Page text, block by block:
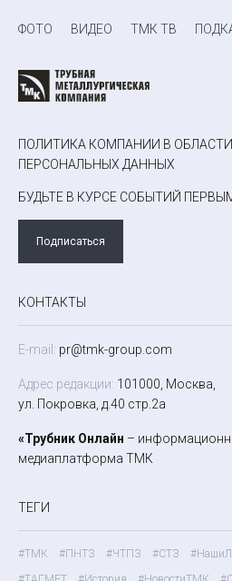
ФОТО ВИДЕО ТМК ТВ
ПОЛИТИКА КОМПАНИИ В
ПЕРСОНАЛЬНЫХ ДАННЫХ
БУДЬТЕ В КУРСЕ СОБЫТИЙ
Подписаться
КОНТАКТЫ
E-mail: pr@tmk-group.com
Адрес редакции: 101000, Москва,
ул. Покровка, д.40 стр.2а
«Трубник Онлайн –
медиаплатформа ТМК
ТЕГИ
#ТМК #ПНТЗ #ЧТПЗ #СТЗ